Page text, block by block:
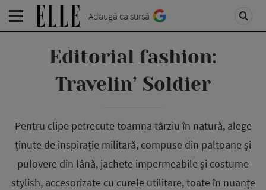
Adaugă ca sursă
Editorial fashion:
Travelin’ Soldier
Pentru clipe petrecute toamna târziu în natură, alege
ținute de inspirație militară, compuse din paltoane și
pulovere din lână, jachete impermeabile și costume
stylish, accesorizate cu curele utilitare, toate în nuanțe